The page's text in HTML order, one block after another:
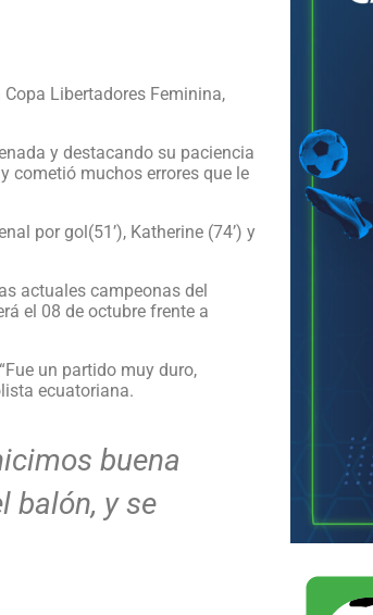
Libertadores Feminina,
y destacando su paciencia
cometió muchos errores que le
por gol(51’), Katherine (74’) y
actuales campeonas del
el 08 de octubre frente a
un partido muy duro,
ecuatoriana.
buena
balón, y se